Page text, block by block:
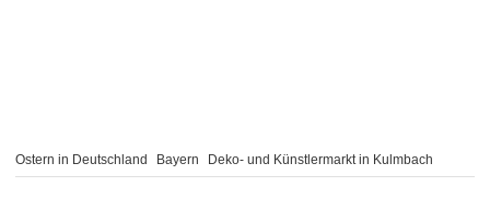
Ostern in Deutschland Bayern Deko- und Künstlermarkt in Kulmbach